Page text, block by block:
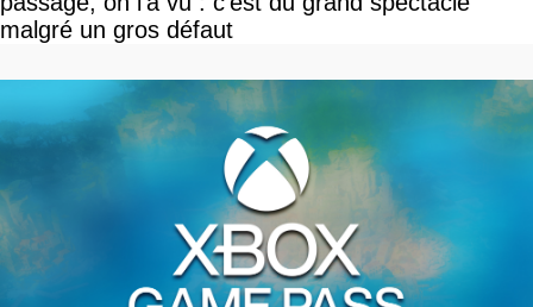
malgré un gros défaut